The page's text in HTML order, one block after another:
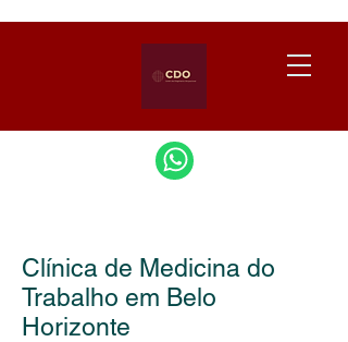
Clínica de Medicina do
Trabalho em Belo
Horizonte